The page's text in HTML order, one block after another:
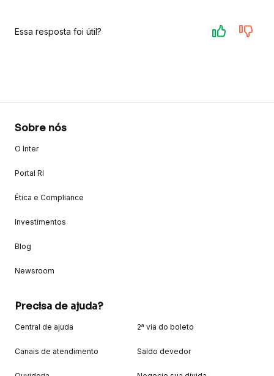
Essa resposta foi útil?
Sobre nós
O Inter
Portal RI
Ética e Compliance
Investimentos
Blog
Newsroom
Precisa de ajuda?
Central de ajuda
Canais de atendimento
2ª via do boleto
Saldo devedor